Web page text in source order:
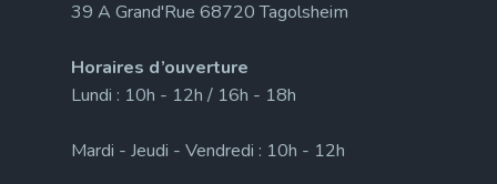
39 A Grand'Rue 68720 Tagolsheim
Horaires d’ouverture
Lundi : 10h - 12h / 16h - 18h
Mardi - Jeudi - Vendredi : 10h - 12h